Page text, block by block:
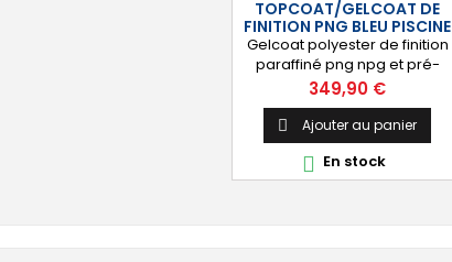
Application simple avec un
rouleau enducteur, un...
TOPCOAT/GELCOAT DE
FINITION PNG BLEU PISCINE
25 KG
Gelcoat polyester de finition
paraffiné png npg et pré-
accéléré pour la finition et
l'étanchéité des piscines et
bassins. [Finition] : Fournit une
couche extérieure lisse
brillante qualité immersion.
[Étanche] : Étanchéifie votre
Prix
349,90 €
 Ajouter au panier
 En stock